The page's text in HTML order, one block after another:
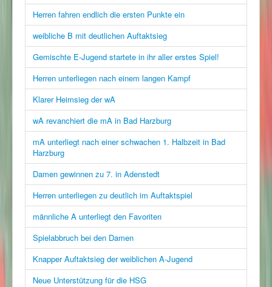
Herren fahren endlich die ersten Punkte ein
weibliche B mit deutlichen Auftaktsieg
Gemischte E-Jugend startete in ihr aller erstes Spiel!
Herren unterliegen nach einem langen Kampf
Klarer Heimsieg der wA
wA revanchiert die mA in Bad Harzburg
mA unterliegt nach einer schwachen 1. Halbzeit in Bad
Harzburg
Damen gewinnen zu 7. in Adenstedt
Herren unterliegen zu deutlich im Auftaktspiel
männliche A unterliegt den Favoriten
Spielabbruch bei den Damen
Knapper Auftaktsieg der weiblichen A-Jugend
Neue Unterstützung für die HSG